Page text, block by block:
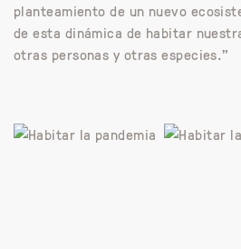
planteamiento de un nuevo
de esta dinámica de habitar
otras personas y otras especies.”